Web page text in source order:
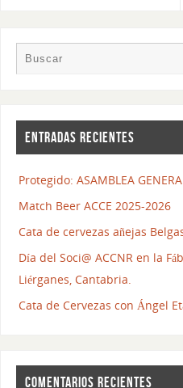
ENTRADAS RECIENTES
Protegido: ASAMBLEA
Match Beer ACCE 2025-2026
Cata de cervezas añejas
Día del Soci@ ACCNR en la
Liérganes, Cantabria.
Cata de Cervezas con Ángel
COMENTARIOS RECIENTES